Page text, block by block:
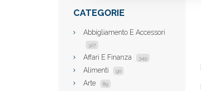
CATEGORIE
Abbigliamento E Accessori
327
Affari E Finanza 349
Alimenti 90
Arte 89